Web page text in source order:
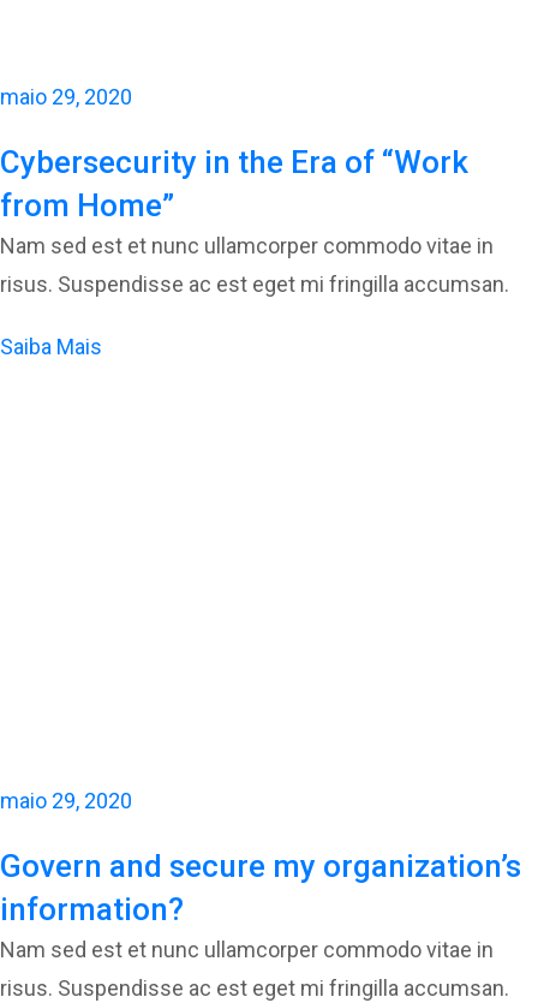
maio 29, 2020
Cybersecurity in the Era of “Work
from Home”
Nam sed est et nunc ullamcorper commodo vitae in
risus. Suspendisse ac est eget mi fringilla accumsan.
Saiba Mais
maio 29, 2020
Govern and secure my organization’s
information?
Nam sed est et nunc ullamcorper commodo vitae in
risus. Suspendisse ac est eget mi fringilla accumsan.